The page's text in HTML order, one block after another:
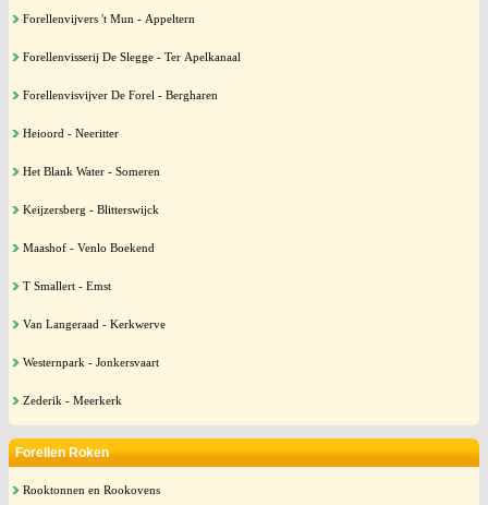
Forellenvijvers 't Mun - Appeltern
Forellenvisserij De Slegge - Ter Apelkanaal
Forellenvisvijver De Forel - Bergharen
Heioord - Neeritter
Het Blank Water - Someren
Keijzersberg - Blitterswijck
Maashof - Venlo Boekend
T Smallert - Emst
Van Langeraad - Kerkwerve
Westernpark - Jonkersvaart
Zederik - Meerkerk
Forellen Roken
Rooktonnen en Rookovens